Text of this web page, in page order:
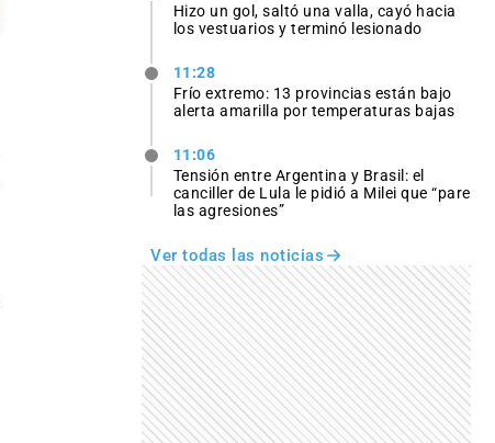
Hizo un gol, saltó una valla, cayó hacia
los vestuarios y terminó lesionado
11:28
Frío extremo: 13 provincias están bajo
alerta amarilla por temperaturas bajas
11:06
Tensión entre Argentina y Brasil: el
canciller de Lula le pidió a Milei que “pare
las agresiones”
Ver todas las noticias